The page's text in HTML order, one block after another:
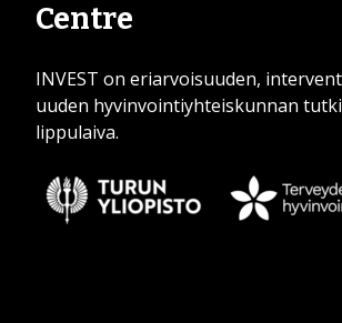
Centre
INVEST on eriarvoisuuden,
uuden hyvinvointiyhteiskunnan
lippulaiva.